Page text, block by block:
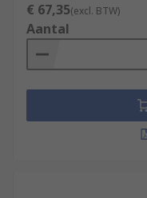
€ 67,35(excl. BTW)
Aantal